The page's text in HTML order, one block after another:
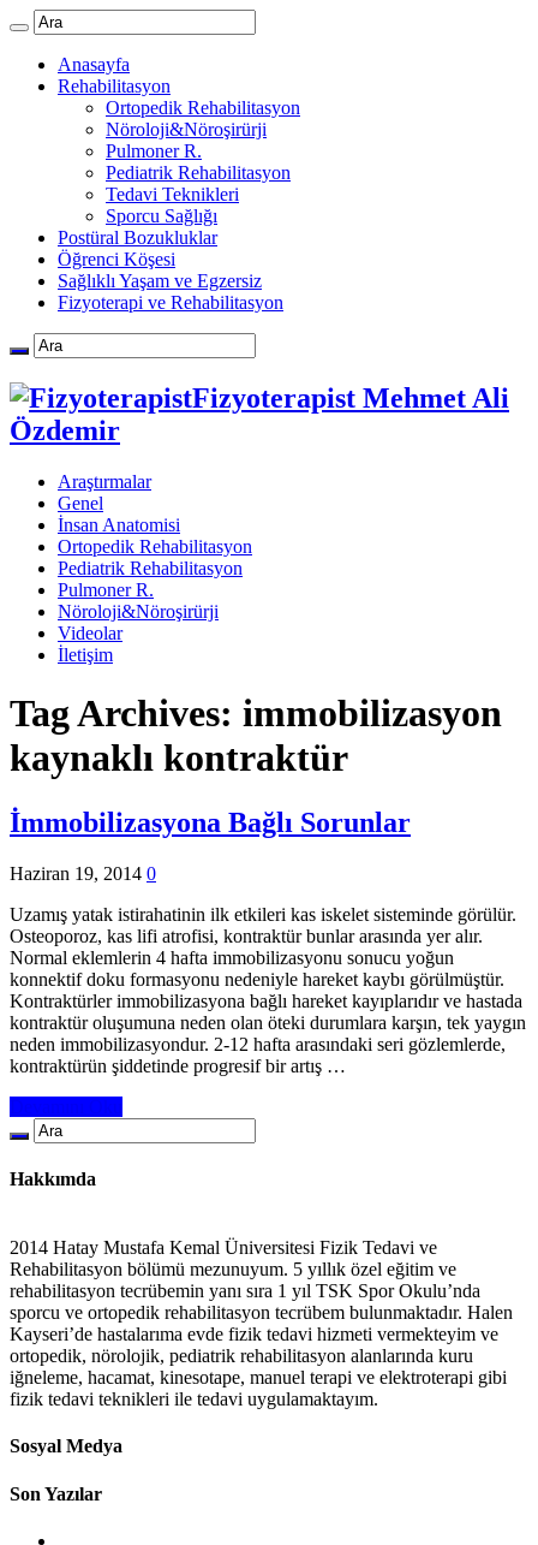
Anasayfa
Rehabilitasyon
Ortopedik Rehabilitasyon
Nöroloji&Nöroşirürji
Pulmoner R.
Pediatrik Rehabilitasyon
Tedavi Teknikleri
Sporcu Sağlığı
Postüral Bozukluklar
Öğrenci Köşesi
Sağlıklı Yaşam ve Egzersiz
Fizyoterapi ve Rehabilitasyon
Fizyoterapist Mehmet Ali
Özdemir
Araştırmalar
Genel
İnsan Anatomisi
Ortopedik Rehabilitasyon
Pediatrik Rehabilitasyon
Pulmoner R.
Nöroloji&Nöroşirürji
Videolar
İletişim
Tag Archives: immobilizasyon
kaynaklı kontraktür
İmmobilizasyona Bağlı Sorunlar
Haziran 19, 2014 0
Uzamış yatak istirahatinin ilk etkileri kas iskelet sisteminde görülür.
Osteoporoz, kas lifi atrofisi, kontraktür bunlar arasında yer alır.
Normal eklemlerin 4 hafta immobilizasyonu sonucu yoğun
konnektif doku formasyonu nedeniyle hareket kaybı görülmüştür.
Kontraktürler immobilizasyona bağlı hareket kayıplarıdır ve hastada
kontraktür oluşumuna neden olan öteki durumlara karşın, tek yaygın
neden immobilizasyondur. 2-12 hafta arasındaki seri gözlemlerde,
kontraktürün şiddetinde progresif bir artış …
Hakkımda
2014 Hatay Mustafa Kemal Üniversitesi Fizik Tedavi ve
Rehabilitasyon bölümü mezunuyum. 5 yıllık özel eğitim ve
rehabilitasyon tecrübemin yanı sıra 1 yıl TSK Spor Okulu’nda
sporcu ve ortopedik rehabilitasyon tecrübem bulunmaktadır. Halen
Kayseri’de hastalarıma evde fizik tedavi hizmeti vermekteyim ve
ortopedik, nörolojik, pediatrik rehabilitasyon alanlarında kuru
iğneleme, hacamat, kinesotape, manuel terapi ve elektroterapi gibi
fizik tedavi teknikleri ile tedavi uygulamaktayım.
Sosyal Medya
Son Yazılar